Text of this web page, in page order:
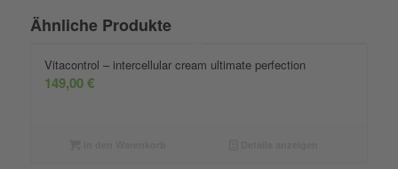
Ähnliche Produkte
Vitacontrol – intercellular cream ultimate perfection
149,00€